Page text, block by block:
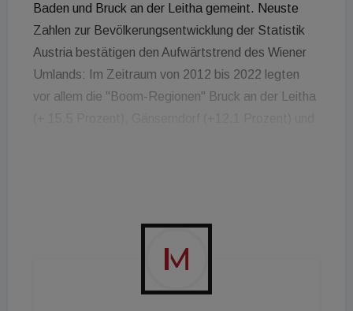
Baden und Bruck an der Leitha gemeint. Neuste
Zahlen zur Bevölkerungsentwicklung der Statistik
Austria bestätigen den Aufwärtstrend des Wiener
Umlands: Im Zeitraum von 2012 bis 2022 legten
vor allem die "Boom-Regionen" Bruck an der Leitha
wenig", stellt Kevin Dzieza, Geschäftsführer bei
teamneunzehn, fest. Vielmehr habe die
Coronapandemie das Interesse an Wohnimmobilien
in Niederösterreich noch weiter verstärkt: "Die